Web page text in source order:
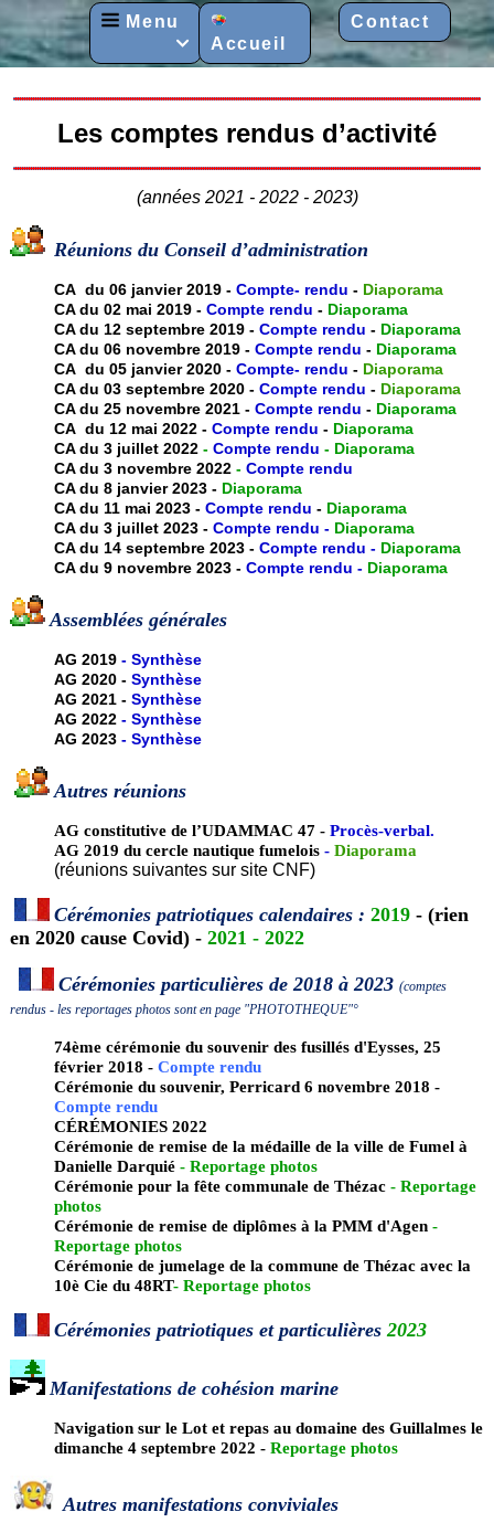
Menu
 Accueil
Contact
Les comptes rendus d’activité
(années 2021 - 2022 - 2023)
Réunions du Conseil d’administration
CA du 06 janvier 2019 -Compte- rendu - Diaporama
CA du 02 mai 2019 -Compte rendu - Diaporama
CA du 12 septembre 2019 -Compte rendu - Diaporama
CA du 06 novembre 2019 -Compte rendu - Diaporama
CA du 05 janvier 2020 -Compte- rendu - Diaporama
CA du 03 septembre 2020 -Compte rendu - Diaporama
CA du 25 novembre 2021 -Compte rendu - Diaporama
CA du 12 mai 2022 -Compte rendu - Diaporama
CA du 3 juillet 2022 -Compte rendu - Diaporama
CA du 3 novembre 2022 -Compte rendu
CA du 8 janvier 2023 - Diaporama
CA du 11 mai 2023 -Compte rendu - Diaporama
CA du 3 juillet 2023 -Compte rendu - Diaporama
CA du 14 septembre 2023 -Compte rendu - Diaporama
CA du 9 novembre 2023 - Compte rendu - Diaporama
Assemblées générales
AG 2019 -Synthèse
AG 2020 - Synthèse
AG 2021 -Synthèse
AG 2022 -Synthèse
AG 2023 -Synthèse
Autres réunions
AG constitutive de l’UDAMMAC 47 - Procès-verbal.
AG 2019 du cercle nautique fumelois -Diaporama
(réunions suivantes sur site CNF)
Cérémonies patriotiques calendaires : 2019 - (rien
en 2020 cause Covid) -2021 -2022
Cérémonies particulières de 2018 à 2023(comptes
rendus - les reportages photos sont en page "PHOTOTHEQUE"°
74ème cérémonie du souvenir des fusillés d'Eysses, 25
février 2018 -Compte rendu
Cérémonie du souvenir, Perricard 6 novembre 2018 -
Compte rendu
CÉRÉMONIES 2022
Cérémonie de remise de la médaille de la ville de Fumel à
Danielle Darquié -Reportage photos
Cérémonie pour la fête communale de Thézac -Reportage
photos
Cérémonie de remise de diplômes à la PMM d'Agen -
Reportage photos
Cérémonie de jumelage de la commune de Thézac avec la
10è Cie du 48RT-Reportage photos
Cérémonies patriotiques et particulières2023
Manifestations de cohésion marine
Navigation sur le Lot et repas au domaine des Guillalmes le
dimanche 4 septembre 2022 - Reportage photos
Autres manifestations conviviales